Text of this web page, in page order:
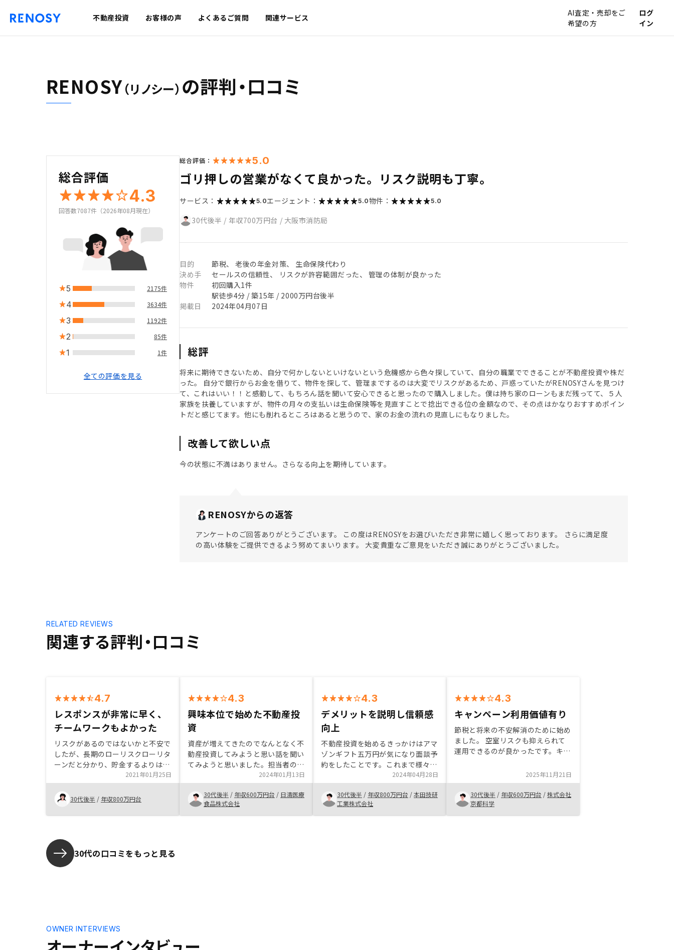
不動産投資 お客様の声 よくあるご質問 関連サービス
AI査定・売却をご
希望の方
ログ
イン
RENOSY（リノシー） の評判・口コミ
総合評価
4.3
回答数7087件（2026年08月現在）
5 2175件
4 3634件
3 1192件
2 85件
1 1件
全ての評価を見る
総合評価： 5.0
ゴリ押しの営業がなくて良かった。リスク説明も丁寧。
サービス： 5.0エージェント： 5.0物件： 5.0
30代後半 / 年収700万円台 / 大阪市消防局
目的
節税、 老後の年金対策、 生命保険代わり
決め手
セールスの信頼性、 リスクが許容範囲だった、 管理の体制が良かった
物件
初回購入1件
駅徒歩4分 / 築15年 / 2000万円台後半
掲載日
2024年04月07日
総評
将来に期待できないため、自分で何かしないといけないという危機感から色々探していて、自分の職業でできることが不動産投資や株だ
った。 自分で銀行からお金を借りて、物件を探して、管理までするのは大変でリスクがあるため、戸惑っていたがRENOSYさんを見つけ
て、これはいい！！と感動して、もちろん話を聞いて安心できると思ったので購入しました。僕は持ち家のローンもまだ残ってて、５人
家族を扶養していますが、物件の月々の支払いは生命保険等を見直すことで捻出できる位の金額なので、その点はかなりおすすめポイン
トだと感じてます。他にも削れるところはあると思うので、家のお金の流れの見直しにもなりました。
改善して欲しい点
今の状態に不満はありません。さらなる向上を期待しています。
RENOSYからの返答
アンケートのご回答ありがとうございます。 この度はRENOSYをお選びいただき非常に嬉しく思っております。 さらに満足度
の高い体験をご提供できるよう努めてまいります。 大変貴重なご意見をいただき誠にありがとうございました。
関連する評判・口コミ
RELATED REVIEWS
4.7
レスポンスが非常に早く、
チームワークもよかった
リスクがあるのではないかと不安で
したが、長期のローリスクローリタ
ーンだと分かり、貯金するよりは増
えるなと思い購入しました。知人が
元GAクライアントからのGAの社員
であることが何より信用できまし
た。サポートメンバーの3人の方の
レスポンスが非常に早く、チームワ
RENOSYのことではないのですが、
もっと書類が電子化すればいいのに
と思いました。普通より格段に少な
いとは思いますが、書くものが本当
2021年01月25日
30代後半 / 年収800万円台
4.3
興味本位で始めた不動産投
資
資産が増えてきたのでなんとなく不
動産投資してみようと思い話を聞い
てみようと思いました。担当者の方
の説明がわかりやすく、不動産の事
を丁寧に説明してもらえたのでチャ
レンジしてみようと思い購入までい
きました最初に欲しかった物件が契
約できなかったのでキープ的なのが
2024年01月13日
30代後半 / 年収600万円台 / 日清医療
食品株式会社
4.3
デメリットを説明し信頼感
向上
不動産投資を始めるきっかけはアマ
ゾンギフト五万円が気になり面談予
約をしたことです。これまで様々な
投資をしてきており、不動産投資に
も興味がありました。購入の決断理
由は投資対象としてメリットを感
じ、デメリットを含めた説明をいた
だけたことです。
2024年04月28日
30代後半 / 年収800万円台 /本田技研
工業株式会社
4.3
キャンペーン利用価値有り
節税と将来の不安解消のために始め
ました。 空室リスクも抑えられて
運用できるのが良かったです。キャ
できたので、貯金を、減らすことな
く投資がスタートできました。 物
件もいくつか提案してもらい、自分
のあったものを選べて良かったで
す。
2025年11月21日
30代後半 / 年収600万円台 /株式会社
京都科学
30代の口コミをもっと見る
OWNER INTERVIEWS